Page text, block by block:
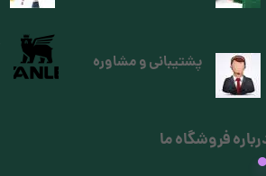
فروشگاه ما
پشتیبانی و مشاوره